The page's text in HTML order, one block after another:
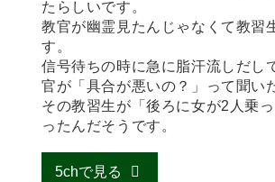
たらしいです。
教官が幽霊見たんじゃなくて教習
す。
信号待ちの時に急に脂汗流しだし
官が「具合が悪いの？」って聞い
その教習生が「後ろに女が2人乗
ったんだそうです。
5chで見る